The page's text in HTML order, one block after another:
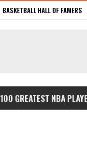
BASKETBALL HALL OF FAMERS
100 GREATEST NBA